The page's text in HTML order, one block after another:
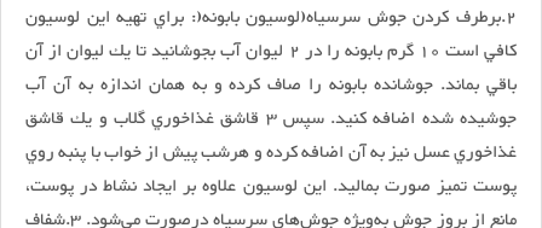
2.برطرف كردن جوش سرسياه(لوسيون بابونه(: براي تهيه اين لوسيون
كافي است 10 گرم بابونه را در 2 ليوان آب بجوشانيد تا يك ليوان از آن
باقي بماند. جوشانده بابونه را صاف كرده و به همان اندازه به آن آب
جوشيده شده اضافه كنيد. سپس 3 قاشق غذاخوري گلاب و يك قاشق
غذاخوري عسل نيز به آن اضافه كرده و هرشب پيش از خواب با پنبه روي
پوست تميز صورت بماليد. اين لوسيون علاوه بر ايجاد نشاط در پوست،
مانع از بروز جوش به‌ويژه جوش‌هاي سرسياه درصورت مي‌شود. 3.شفاف